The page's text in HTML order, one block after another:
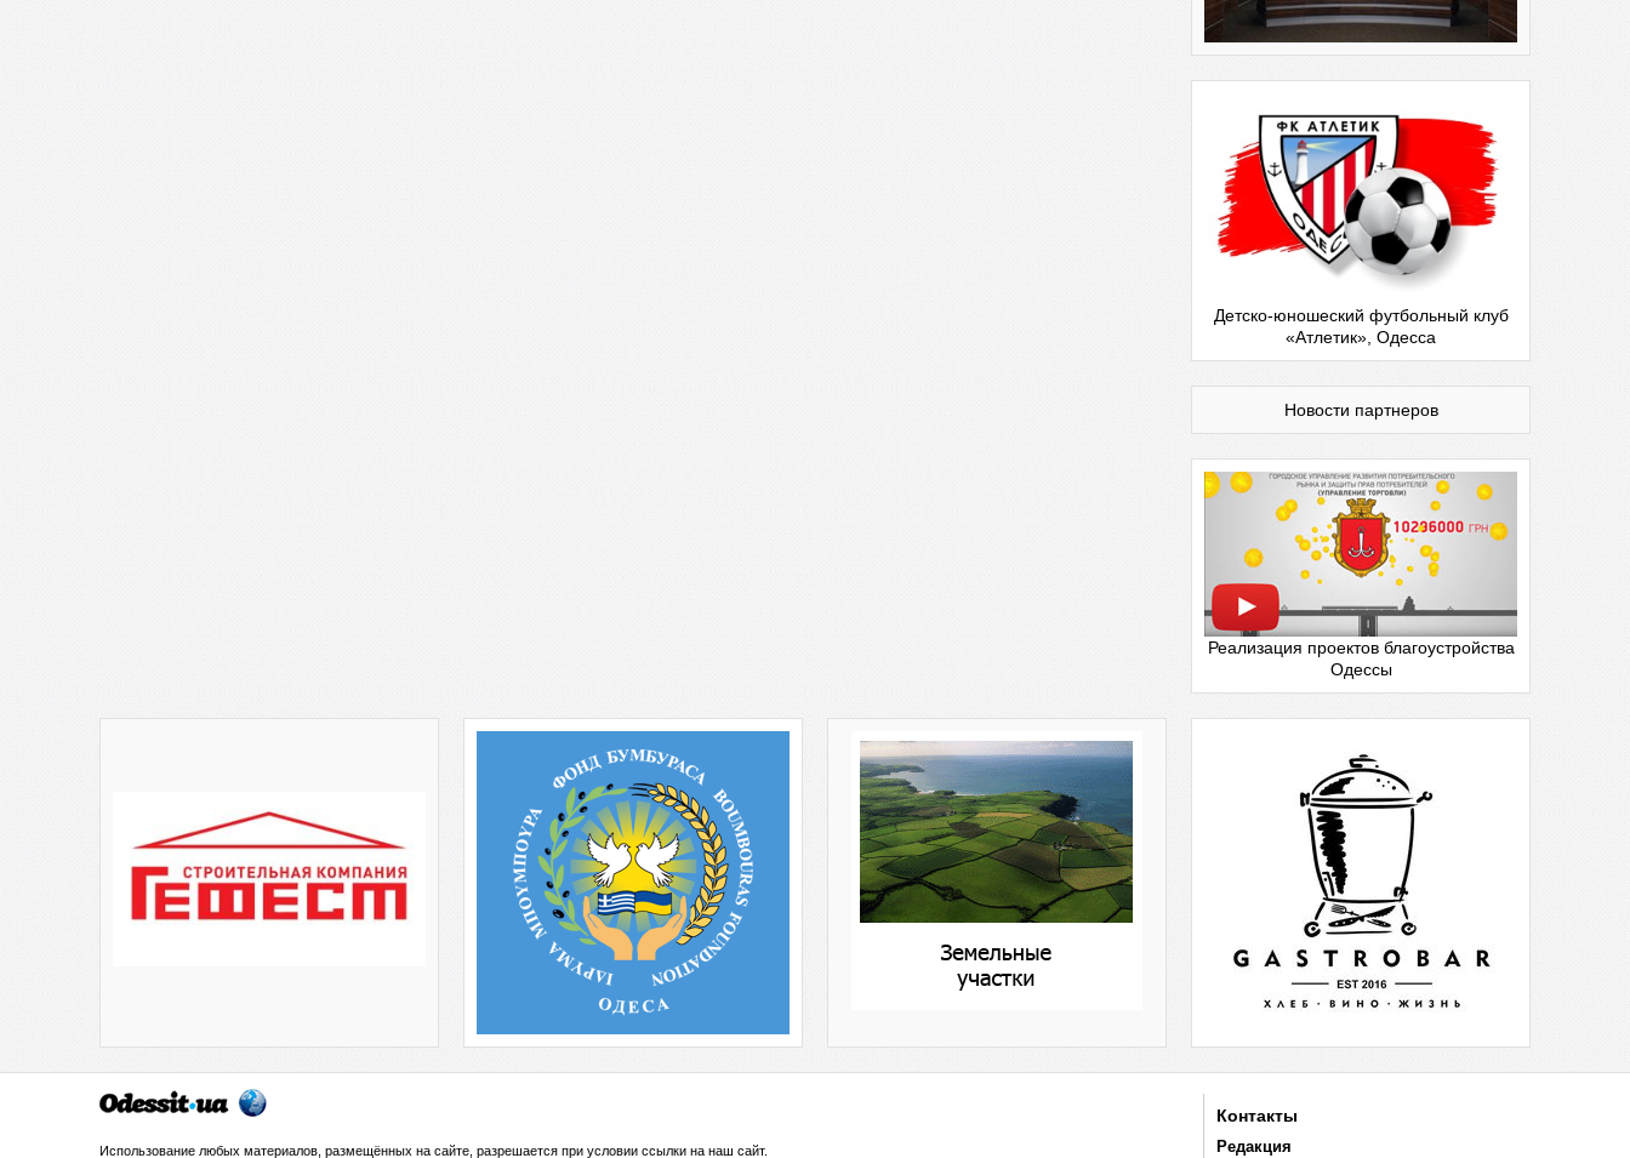
Детско-юношеский футбольный клуб
«Атлетик», Одесса
Новости партнеров
Реализация проектов благоустройства
Одессы
Использование любых материалов, размещённых на сайте, разрешается при условии ссылки на наш сайт.
Контакты
Редакция